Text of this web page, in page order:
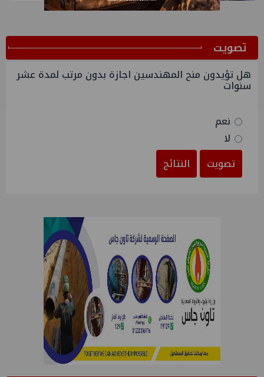
ﺗﺼﻮﻳﺖ
هل تؤيدون منح المهندسين اجازة بدون مرتب لمدة عشر
سنوات
نعم
لا
تصويت
النتائج